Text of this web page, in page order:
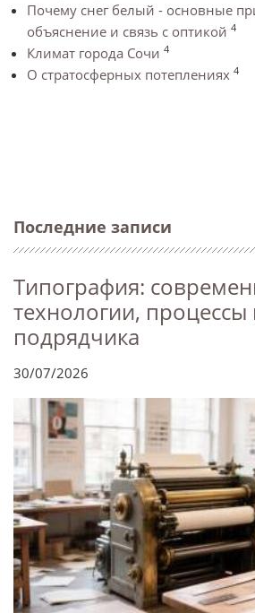
Почему снег белый - основные
объяснение и связь с оптикой 4
Климат города Сочи 4
О стратосферных потеплениях 4
Последние записи
Типография:
технологии,
подрядчика
30/07/2026